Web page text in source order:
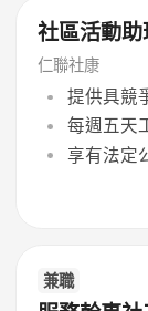
社區活動
仁聯社康
提供具競
每週五天
享有法定
兼職